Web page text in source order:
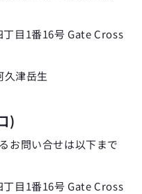
目1番16号 Gate Cross
久津岳生
)
お問い合せは以下まで
目1番16号 Gate Cross